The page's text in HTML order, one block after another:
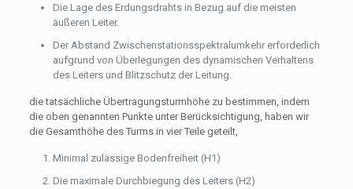
Die Lage des Erdungsdrahts in Bezug auf die meisten
äußeren Leiter.
Der Abstand Zwischenstationsspektralumkehr erforderlich
aufgrund von Überlegungen des dynamischen Verhaltens
des Leiters und Blitzschutz der Leitung.
die tatsächliche Übertragungsturmhöhe zu bestimmen, indem
die oben genannten Punkte unter Berücksichtigung, haben wir
die Gesamthöhe des Turms in vier Teile geteilt,
Minimal zulässige Bodenfreiheit (H1)
Die maximale Durchbiegung des Leiters (H2)